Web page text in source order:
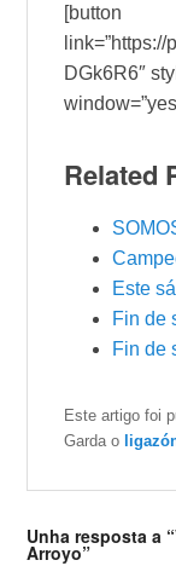
[button
DGk6R6″
Related
Este
Fin de
Fin de
Este artigo foi
Garda o
Unha resposta a
Arroyo”